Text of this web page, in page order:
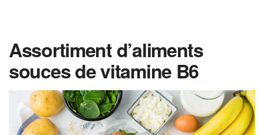
Assortiment d’aliments
souces de vitamine B6